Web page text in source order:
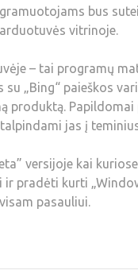
bus
vitrinoje.
– tai programų
„Bing“ paieškos
produktą.
jas į
versijoje kai
pradėti kurti
pasauliui.